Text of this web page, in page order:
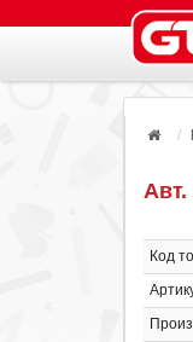
Авт.
Код